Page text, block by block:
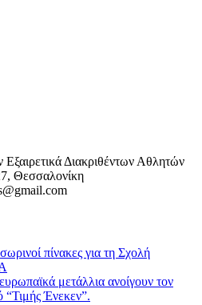
Διακριθέντων Αθλητών
Θεσσαλονίκη
πίνακες για τη Σχολή
μετάλλια ανοίγουν τον
“Τιμής Ένεκεν”.